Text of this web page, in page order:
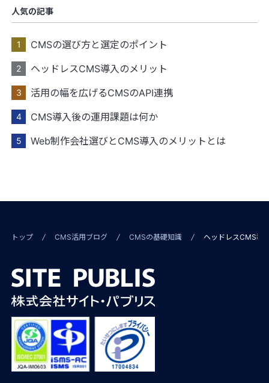
人気の記事
CMSの選び方と選定のポイント
ヘッドレスCMS導入のメリット
活用の幅を広げるCMSのAPI連携
CMS導入後の運用課題は何か
Web制作会社選びとCMS導入のメリットとは
トップ CMS活用ブログ CMSの基礎知識 ヘッドレスCMS導